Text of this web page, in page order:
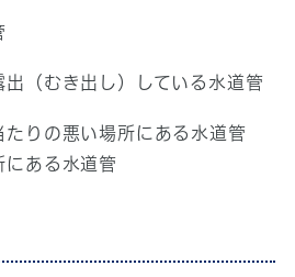
出（むき出し）している水道管
たりの悪い場所にある水道管
にある水道管